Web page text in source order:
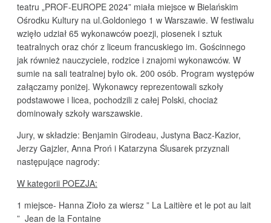
teatru „PROF-EUROPE 2024” miała miejsce w Bielańskim
Ośrodku Kultury na ul.Goldoniego 1 w Warszawie. W festiwalu
wzięło udział 65 wykonawców poezji, piosenek i sztuk
teatralnych oraz chór z liceum francuskiego im. Gościnnego
jak również nauczyciele, rodzice i znajomi wykonawców. W
sumie na sali teatralnej było ok. 200 osób. Program występów
załączamy poniżej. Wykonawcy reprezentowali szkoły
podstawowe i licea, pochodzili z całej Polski, chociaż
dominowały szkoły warszawskie.
Jury, w składzie: Benjamin Girodeau, Justyna Bacz-Kazior,
Jerzy Gajzler, Anna Proń i Katarzyna Ślusarek przyznali
następujące nagrody:
W kategorii POEZJA:
1 miejsce- Hanna Zioło za wiersz ” La Laitière et le pot au lait
” Jean de la Fontaine